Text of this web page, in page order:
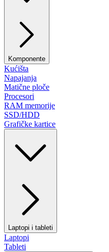
Komponente
Kućišta
Napajanja
Matične ploče
Procesori
RAM memorije
SSD/HDD
Grafičke kartice
Laptopi i tableti
Laptopi
Tableti